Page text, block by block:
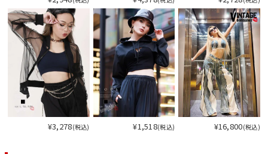
¥3,278(税込) ¥1,518(税込) ¥16,800(税込)